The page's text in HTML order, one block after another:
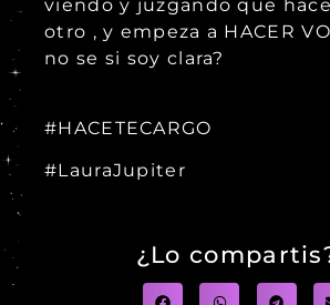
viendo y juzgando que hace
otro , y empeza a HACER
no se si soy clara?
#HACETECARGO
#LauraJupiter
¿Lo